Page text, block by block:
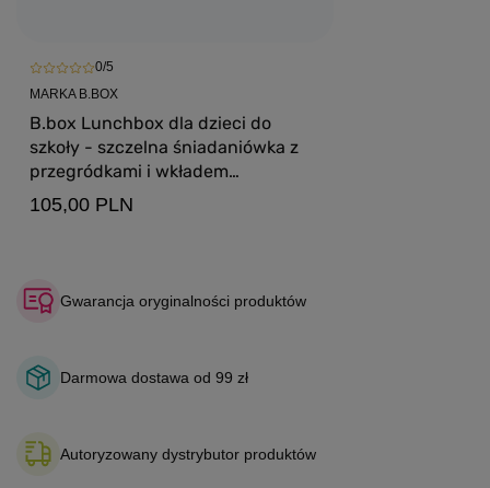
0/5
MARKA B.BOX
B.box Lunchbox dla dzieci do
szkoły - szczelna śniadaniówka z
przegródkami i wkładem
chłodzącym Blush Crush
105,00 PLN
Gwarancja oryginalności produktów
Darmowa dostawa od 99 zł
Autoryzowany dystrybutor produktów